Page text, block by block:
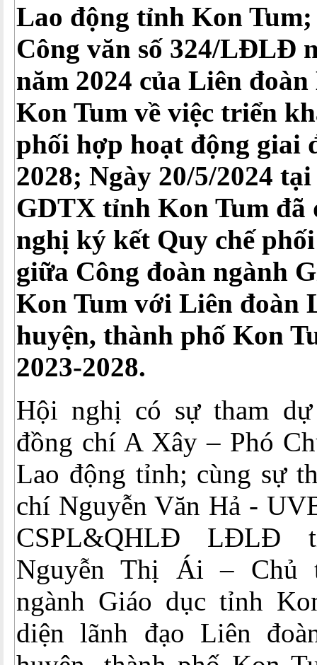
Lao động tỉnh Kon
Công văn số 324/LĐLĐ
năm 2024 của Liên
Kon Tum về việc triển
phối hợp hoạt động giai
2028; Ngày 20/5/2024
GDTX tỉnh Kon Tum đã
nghị ký kết Quy chế
giữa Công đoàn ngành
Kon Tum với Liên đoàn
huyện, thành phố Kon
2023-2028.
Hội nghị có sự tham
đồng chí A Xây – Phó
Lao động tỉnh; cùng sự
chí Nguyễn Văn Hả -
CSPL&QHLĐ LĐLĐ
Nguyễn Thị Ái – Chủ
ngành Giáo dục tỉnh
diện lãnh đạo Liên